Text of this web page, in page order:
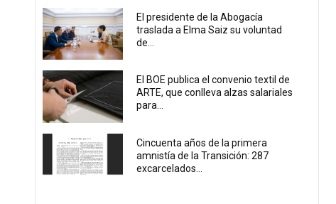
El presidente de la Abogacía
traslada a Elma Saiz su voluntad
de...
El BOE publica el convenio textil de
ARTE, que conlleva alzas salariales
para...
Cincuenta años de la primera
amnistía de la Transición: 287
excarcelados...